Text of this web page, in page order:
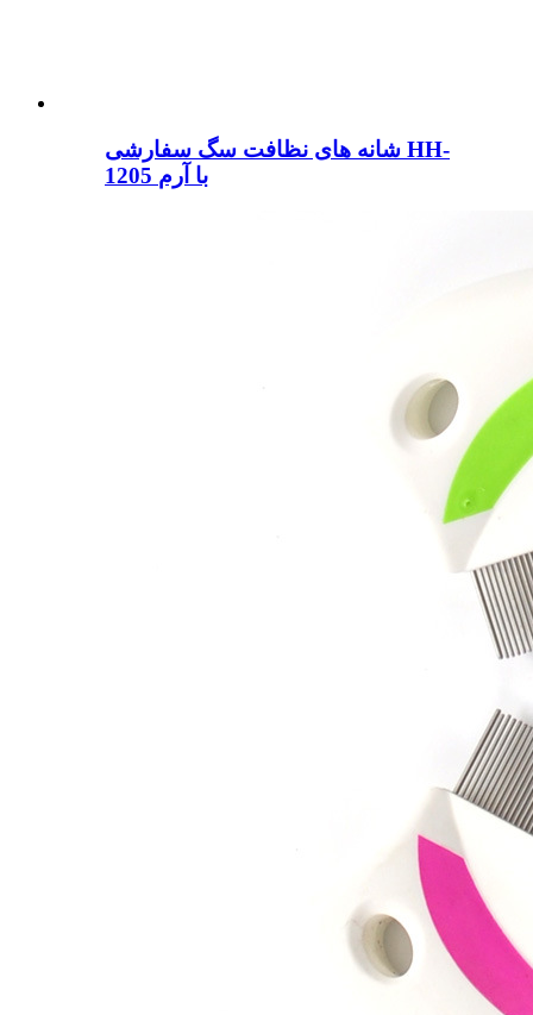
شانه های نظافت سگ سفارشی HH-
1205 با آرم